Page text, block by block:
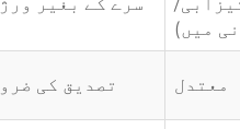
میں)
معتدل تصدیق کی